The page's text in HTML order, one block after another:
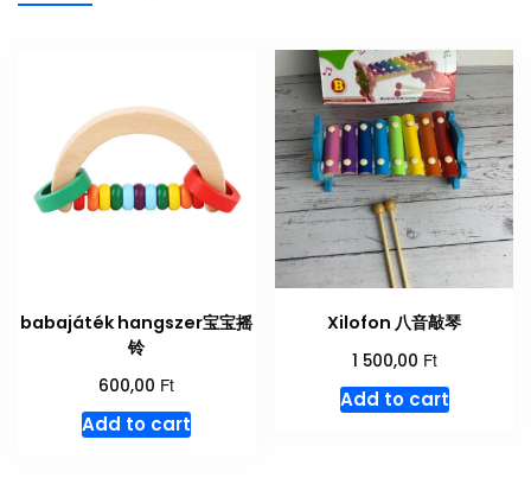
babajáték hangszer宝宝摇
铃
600,00 Ft
Add to cart
Xilofon 八音敲琴
1 500,00 Ft
Add to cart